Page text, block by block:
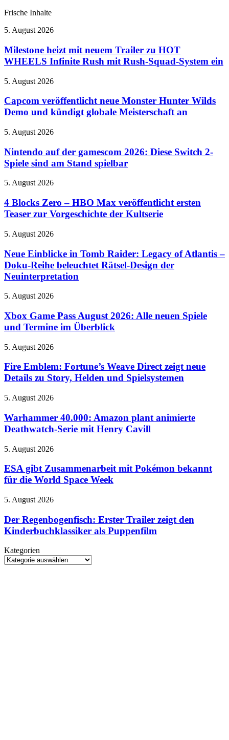
Frische Inhalte
Milestone
mit
neuem
Trailer
HOT
Infinite
Rush
Rush-
System
ein
5. August 2026
Milestone heizt mit neuem Trailer zu HOT
WHEELS Infinite Rush mit Rush-Squad-System ein
Capcom
neue
Monster
Hunter
Demo
kündigt
globale
an
5. August 2026
Capcom veröffentlicht neue Monster Hunter Wilds
Demo und kündigt globale Meisterschaft an
Nintendo
der
gamescom
2026:
Switch
Spiele
sind
Stand
5. August 2026
Nintendo auf der gamescom 2026: Diese Switch 2-
Spiele sind am Stand spielbar
4
Zero
–
HBO
veröffentlicht
Teaser
zur
Vorgeschichte
der
Kultserie
5. August 2026
4 Blocks Zero – HBO Max veröffentlicht ersten
Teaser zur Vorgeschichte der Kultserie
Neue
in
Tomb
Raider:
Legacy
Atlantis
Doku-
Reihe
Rätsel-
Design
der
Neuinterpretation
5. August 2026
Neue Einblicke in Tomb Raider: Legacy of Atlantis –
Doku-Reihe beleuchtet Rätsel-Design der
Neuinterpretation
Xbox
Pass
August
2026:
neuen
und
Termine
Überblick
5. August 2026
Xbox Game Pass August 2026: Alle neuen Spiele
und Termine im Überblick
Fire
Fortune’s
Weave
Direct
neue
zu
Story,
und
5. August 2026
Fire Emblem: Fortune’s Weave Direct zeigt neue
Details zu Story, Helden und Spielsystemen
Warhammer
Amazon
plant
animierte
Serie
Henry
Cavill
5. August 2026
Warhammer 40.000: Amazon plant animierte
Deathwatch-Serie mit Henry Cavill
ESA
Zusammenarbeit
mit
Pokémon
für
World
Space
5. August 2026
ESA gibt Zusammenarbeit mit Pokémon bekannt
für die World Space Week
Der
Erster
Trailer
zeigt
Kinderbuchklassiker
als
5. August 2026
Der Regenbogenfisch: Erster Trailer zeigt den
Kinderbuchklassiker als Puppenfilm
Kategorien
Kategorien